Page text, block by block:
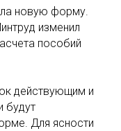
новую форму.
изменил
пособий
действующим и
будут
Для ясности